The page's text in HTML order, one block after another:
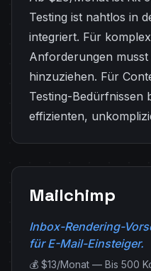
Testing ist nahtlos in
integriert. Für
Anforderungen
hinzuziehen. Für
Testing-Bedürfnissen
effizienten,
Mailchimp
Inbox-Rendering-
für E-Mail-Einsteiger.
💰 $13/Monat — Bis 500